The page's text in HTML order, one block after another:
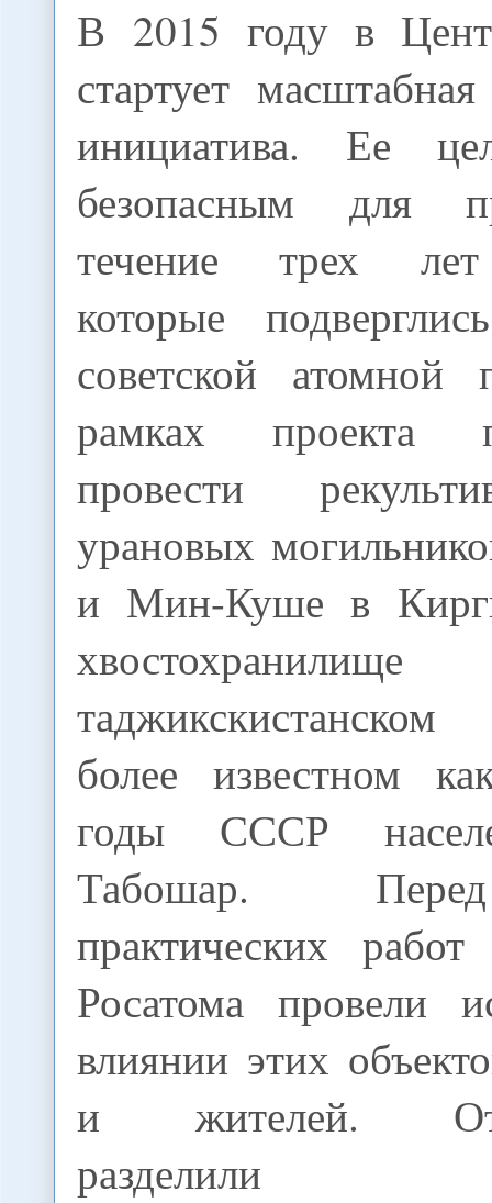
В 2015 году в
стартует масштабная
инициатива. Ее
безопасным для
течение трех лет
которые
советской
рамках проекта
провести
урановых
и Мин-Куше в
более известном
годы СССР
Табошар.
практических работ
Росатома провели
влиянии этих
и жителей.
разделили